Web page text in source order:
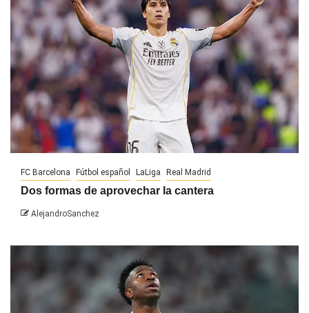
FC Barcelona Fútbol español LaLiga Real Madrid
Dos formas de aprovechar la cantera
AlejandroSanchez